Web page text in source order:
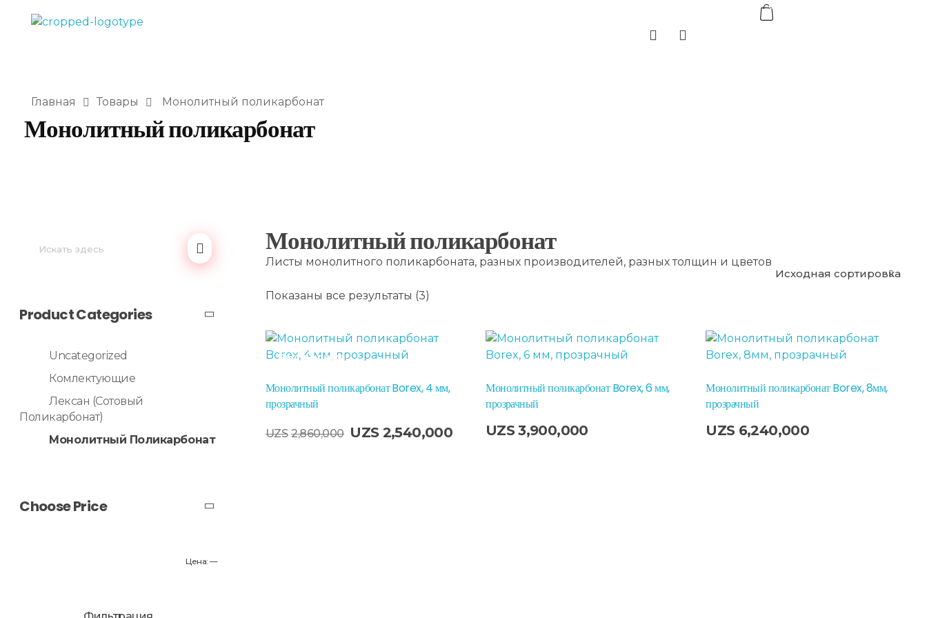
0
Главная Товары Монолитный поликарбонат
Монолитный поликарбонат
Монолитный поликарбонат
Листы монолитного поликарбоната, разных производителей, разных толщин и цветов
Показаны все результаты (3)
Распродажа!
Монолитный поликарбонат Borex, 4 мм,
прозрачный
UZS 2,860,000 UZS 2,540,000
Монолитный поликарбонат Borex, 6 мм,
прозрачный
UZS 3,900,000
Монолитный поликарбонат Borex, 8мм,
прозрачный
UZS 6,240,000
Product Categories
Uncategorized
Комлектующие
Лексан (сотовый
Поликарбонат)
Монолитный Поликарбонат
Choose Price
Цена:—